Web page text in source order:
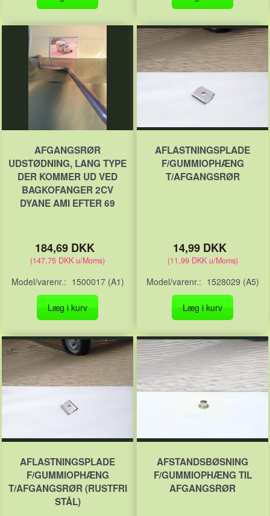
AFGANGSRØR
UDSTØDNING, LANG TYPE
DER KOMMER UD VED
BAGKOFANGER 2CV
DYANE AMI EFTER 69
184,69 DKK
(147,75 DKK u/Moms)
Model/varenr.: 1500017 (A1)
Læg i kurv
AFLASTNINGSPLADE
F/GUMMIOPHÆNG
T/AFGANGSRØR
14,99 DKK
(11,99 DKKu/Moms)
Model/varenr.: 1528029 (A5)
Læg i kurv
AFLASTNINGSPLADE
F/GUMMIOPHÆNG
T/AFGANGSRØR (RUSTFRI
STÅL)
AFSTANDSBØSNING
F/GUMMIOPHÆNG TIL
AFGANGSRØR